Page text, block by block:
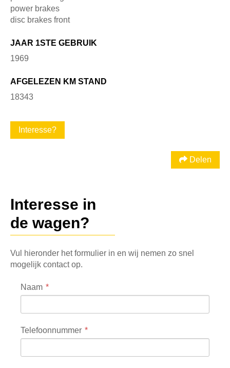
power brakes
disc brakes front
JAAR 1STE GEBRUIK
1969
AFGELEZEN KM STAND
18343
Interesse?
Delen
Interesse in
de wagen?
Vul hieronder het formulier in en wij nemen zo snel
mogelijk contact op.
Naam
Telefoonnummer